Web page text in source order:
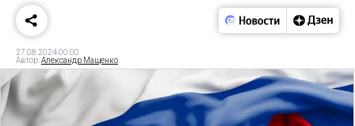
27.08.2024 00:00
Автор:Александр Мащенко